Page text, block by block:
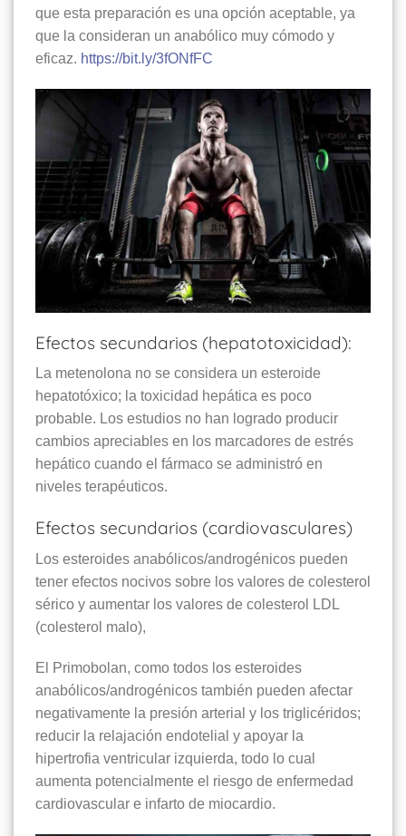
que esta preparación es una opción aceptable, ya
que la consideran un anabólico muy cómodo y
eficaz. https://bit.ly/3fONfFC
Efectos secundarios (hepatotoxicidad):
La metenolona no se considera un esteroide
hepatotóxico; la toxicidad hepática es poco
probable. Los estudios no han logrado producir
cambios apreciables en los marcadores de estrés
hepático cuando el fármaco se administró en
niveles terapéuticos.
Efectos secundarios (cardiovasculares)
Los esteroides anabólicos/androgénicos pueden
tener efectos nocivos sobre los valores de colesterol
sérico y aumentar los valores de colesterol LDL
(colesterol malo),
El Primobolan, como todos los esteroides
anabólicos/androgénicos también pueden afectar
negativamente la presión arterial y los triglicéridos;
reducir la relajación endotelial y apoyar la
hipertrofia ventricular izquierda, todo lo cual
aumenta potencialmente el riesgo de enfermedad
cardiovascular e infarto de miocardio.